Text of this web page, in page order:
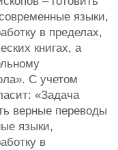
языки,
в пределах,
книгах, а
С учетом
«Задача
верные переводы
языки,
в